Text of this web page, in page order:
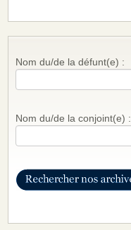
Nom du/de la défunt(e) :
Nom du/de la conjoint(e) :